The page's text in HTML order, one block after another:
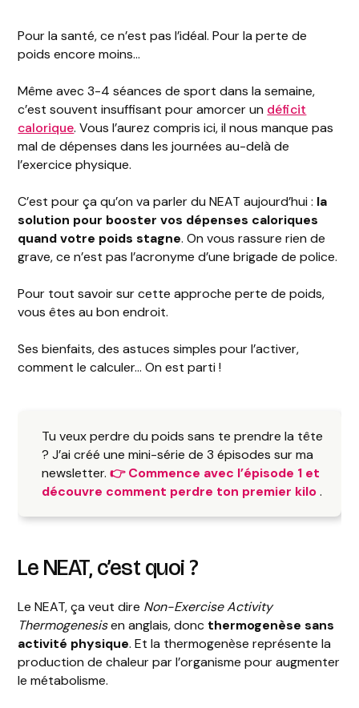
Pour la santé, ce n’est pas l’idéal. Pour la perte de
poids encore moins…
Même avec 3-4 séances de sport dans la semaine,
c’est souvent insuffisant pour amorcer un déficit
calorique. Vous l’aurez compris ici, il nous manque pas
mal de dépenses dans les journées au-delà de
l’exercice physique.
C’est pour ça qu’on va parler du NEAT aujourd’hui : la
solution pour booster vos dépenses caloriques
quand votre poids stagne. On vous rassure rien de
grave, ce n’est pas l’acronyme d’une brigade de police.
Pour tout savoir sur cette approche perte de poids,
vous êtes au bon endroit.
Ses bienfaits, des astuces simples pour l’activer,
comment le calculer… On est parti !
Tu veux perdre du poids sans te prendre la tête
? J’ai créé une mini-série de 3 épisodes sur ma
newsletter.👉 Commence avec l’épisode 1 et
découvre comment perdre ton premier kilo.
Le NEAT, c’est quoi ?
Le NEAT, ça veut dire Non-Exercise Activity
Thermogenesisen anglais, donc thermogenèse sans
activité physique. Et la thermogenèse représente la
production de chaleur par l’organisme pour augmenter
le métabolisme.